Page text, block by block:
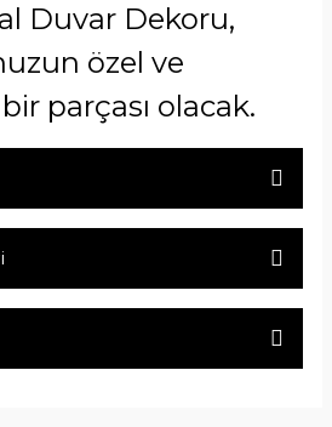
Duvar Dekoru,
özel ve
parçası olacak.